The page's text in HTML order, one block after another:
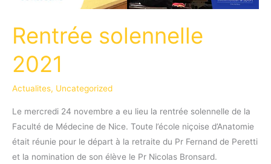
Rentrée solennelle
2021
Actualites, Uncategorized
Le mercredi 24 novembre a eu lieu la rentrée solennelle de la
Faculté de Médecine de Nice. Toute l’école niçoise d’Anatomie
était réunie pour le départ à la retraite du Pr Fernand de Peretti
et la nomination de son élève le Pr Nicolas Bronsard.